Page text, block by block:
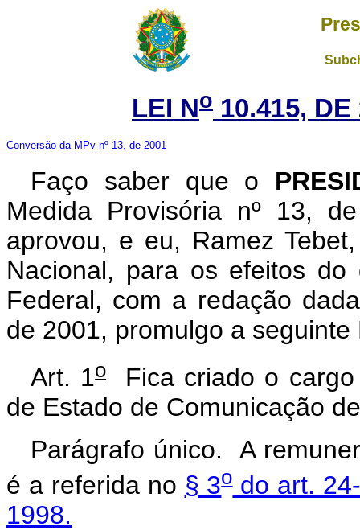
LEI No 10.415,
Conversão da MPv nº 13, de 2001
Faço saber que o
Medida Provisória nº 13,
aprovou, e eu, Ramez
Nacional, para os efeitos
Federal, com a redação
de 2001, promulgo a seguinte
Art. 1oFica criado o cargo
de Estado de Comunicação
Parágrafo único. A
é a referida no § 3odo art.
1998.